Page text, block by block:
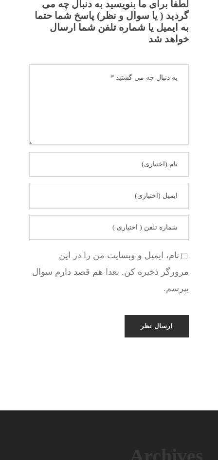
لطفا برای ما بنویسید به دنبال چه می
گردید ( یا سوال و نظر) پاسخ شما حتما
به ایمیل یا شماره تلفن شما ارسال
خواهد شد
نام، ایمیل و وبسایت من را در این
مرورگر ذخیره کن. بعدا هم قصد دارم سوال
بپرسم.